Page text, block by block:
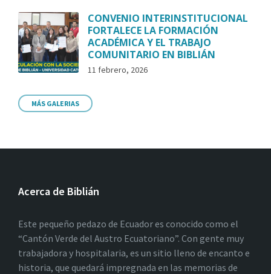
CONVENIO INTERINSTITUCIONAL
FORTALECE LA FORMACIÓN
ACADÉMICA Y EL TRABAJO
COMUNITARIO EN BIBLIÁN
11 febrero, 2026
MÁS GALERIAS
Acerca de Biblián
Este pequeño pedazo de Ecuador es conocido como el
“Cantón Verde del Austro Ecuatoriano”. Con gente muy
trabajadora y hospitalaria, es un sitio lleno de encanto e
historia, que quedará impregnada en las memorias de